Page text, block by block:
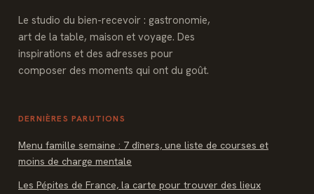
Le studio du bien-recevoir : gastronomie,
art de la table, maison et voyage. Des
inspirations et des adresses pour
composer des moments qui ont du goût.
DERNIÈRES PARUTIONS
Menu famille semaine : 7 dîners, une liste de courses et
moins de charge mentale
Les Pépites de France, la carte pour trouver des lieux